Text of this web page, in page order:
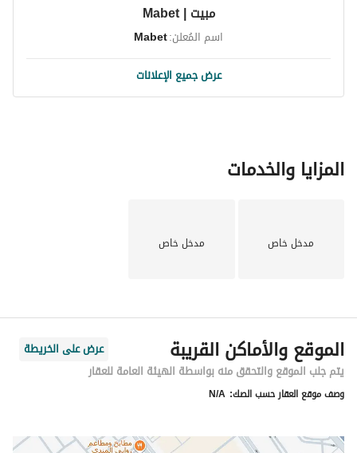
مبيت | Mabet
اسم المُعلن:Mabet
عرض جميع الإعلانات
المزايا والخدمات
مدخل خاص مدخل خاص
الموقع والأماكن القريبة
عرض على الخريطة
يتم جلب الموقع والتحقق منه بواسطة الهيئة العامة للعقار
وصف موقع العقار حسب الصك: N/A